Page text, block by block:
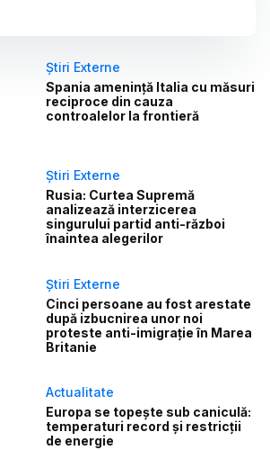
Știri Externe
Spania amenință Italia cu măsuri
reciproce din cauza
controalelor la frontieră
Știri Externe
Rusia: Curtea Supremă
analizează interzicerea
singurului partid anti-război
înaintea alegerilor
Știri Externe
Cinci persoane au fost arestate
după izbucnirea unor noi
proteste anti-imigrație în Marea
Britanie
Actualitate
Europa se topește sub caniculă:
temperaturi record și restricții
de energie